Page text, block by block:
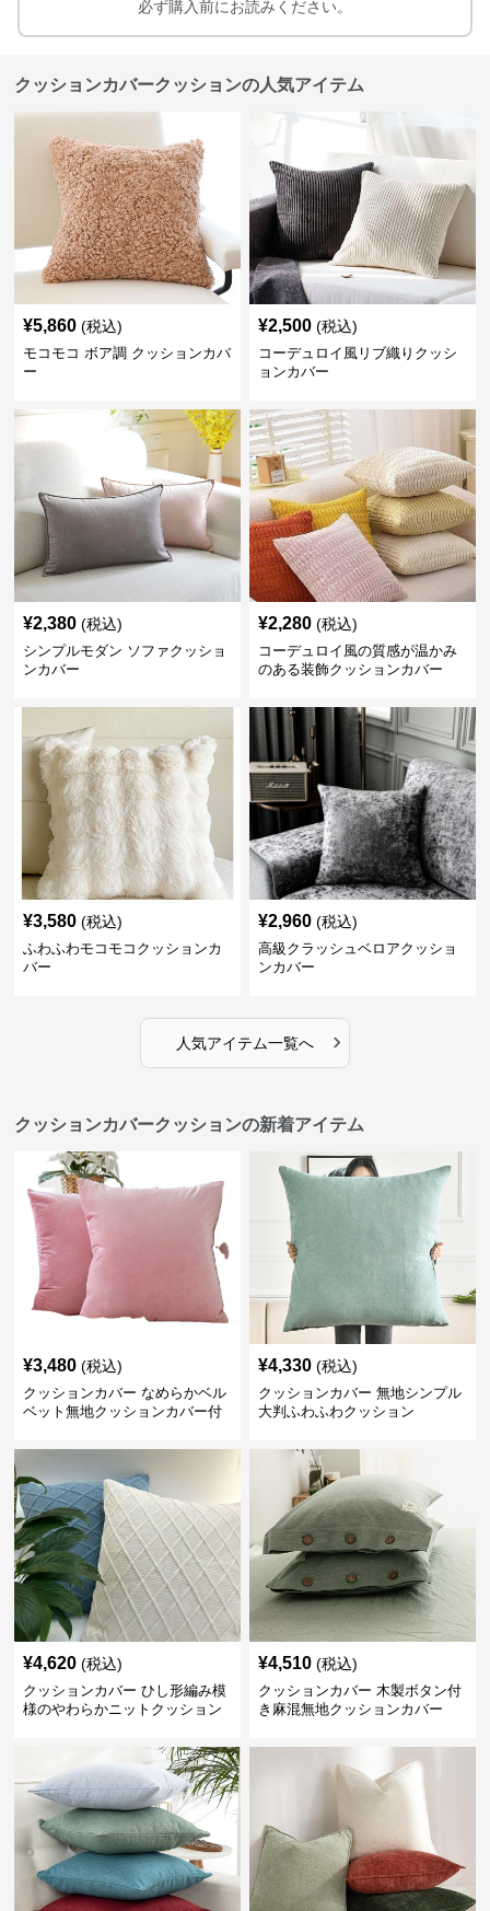
必ず購入前にお読みください。
クッションカバークッションの人気アイテム
¥5,860 (税込)
モコモコ ボア調 クッションカバ
ー
¥2,500 (税込)
コーデュロイ風リブ織りクッシ
ョンカバー
¥2,380 (税込)
シンプルモダン ソファクッショ
ンカバー
¥2,280 (税込)
コーデュロイ風の質感が温かみ
のある装飾クッションカバー
¥3,580 (税込)
ふわふわモコモコクッションカ
バー
¥2,960 (税込)
高級クラッシュベロアクッショ
ンカバー
人気アイテム一覧へ ›
クッションカバークッションの新着アイテム
¥3,480 (税込)
クッションカバー なめらかベル
ベット無地クッションカバー付
¥4,330 (税込)
クッションカバー 無地シンプル
大判ふわふわクッション
¥4,620 (税込)
クッションカバー ひし形編み模
様のやわらかニットクッション
¥4,510 (税込)
クッションカバー 木製ボタン付
き麻混無地クッションカバー